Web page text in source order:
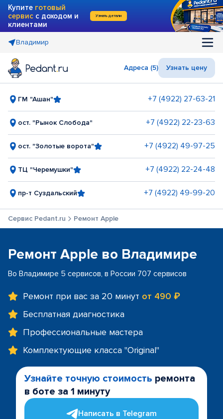
Купите готовый
сервис с доходом и
клиентами
Узнать детали
Владимир
Адреса (5) Узнать цену
ГМ "Ашан" +7 (4922) 27-63-21
ост. "Рынок Слобода" +7 (4922) 22-23-63
ост. "Золотые ворота" +7 (4922) 49-97-25
ТЦ "Черемушки" +7 (4922) 22-24-48
пр-т Суздальский +7 (4922) 49-99-20
Сервис Pedant.ru Ремонт Apple
Ремонт Apple во Владимире
Во Владимире 5 сервисов, в России 707 сервисов
Ремонт при вас за 20 минут от 490 ₽
Бесплатная диагностика
Профессиональные мастера
Комплектующие класса "Original"
Узнайте точную стоимость ремонта
в боте за 1 минуту
Написать в Telegram